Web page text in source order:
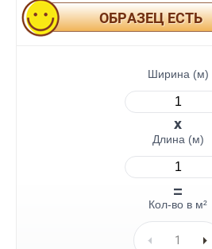
ОБРАЗЕЦ ЕСТЬ
Ширина (м)
Длина (м)
Кол-во в м²